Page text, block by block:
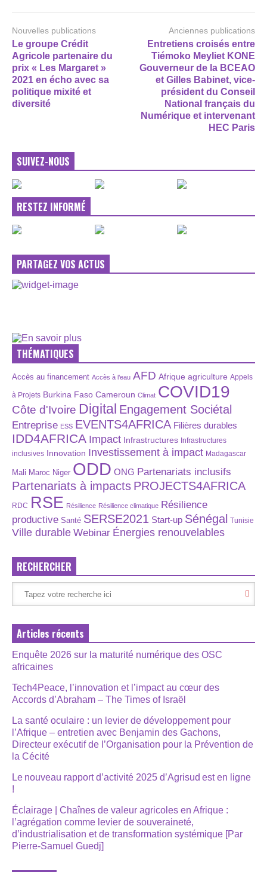
Nouvelles publications
Le groupe Crédit
Agricole partenaire du
prix « Les Margaret »
2021 en écho avec sa
politique mixité et
diversité
Anciennes publications
Entretiens croisés entre
Tiémoko Meyliet KONE
Gouverneur de la BCEAO
et Gilles Babinet, vice-
président du Conseil
National français du
Numérique et intervenant
HEC Paris
SUIVEZ-NOUS
RESTEZ INFORMÉ
PARTAGEZ VOS ACTUS
THÉMATIQUES
Accès au financement Accès à l’eau AFD Afrique agriculture Appels
à Projets Burkina Faso Cameroun Climat COVID19
Côte d'Ivoire Digital Engagement Sociétal
Entreprise ESS EVENTS4AFRICA Filières durables
IDD4AFRICA Impact Infrastructures Infrastructures
inclusives Innovation Investissement à impact Madagascar
Mali Maroc Niger ODD ONG Partenariats inclusifs
Partenariats à impacts PROJECTS4AFRICA
RDC RSE Résilience Résilience climatique Résilience
productive Santé SERSE2021 Start-up Sénégal Tunisie
Ville durable Webinar Énergies renouvelables
RECHERCHER
Articles récents
Enquête 2026 sur la maturité numérique des OSC
africaines
Tech4Peace, l’innovation et l’impact au cœur des
Accords d’Abraham – The Times of Israël
La santé oculaire : un levier de développement pour
l’Afrique – entretien avec Benjamin des Gachons,
Directeur exécutif de l’Organisation pour la Prévention de
la Cécité
Le nouveau rapport d’activité 2025 d’Agrisud est en ligne
!
Éclairage | Chaînes de valeur agricoles en Afrique :
l’agrégation comme levier de souveraineté,
d’industrialisation et de transformation systémique [Par
Pierre-Samuel Guedj]